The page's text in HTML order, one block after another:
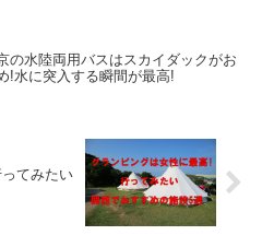
の水陸両用バスはスカイダックがお
!水に突入する瞬間が最高!
てみたい